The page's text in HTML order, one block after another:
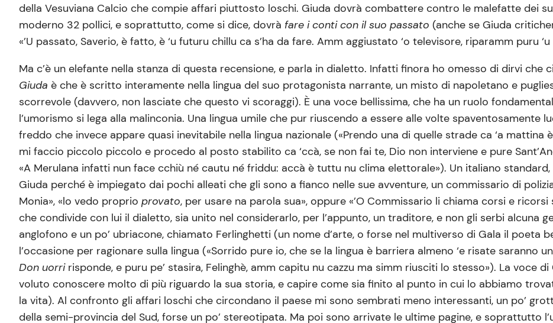
della Vesuviana Calcio che compie affari piuttosto loschi. Giuda dovrà combattere contro le malefatte dei
moderno 32 pollici, e soprattutto, come si dice, dovrà fare i conti con il suo passato (anche se Giuda
«’U passato, Saverio, è fatto, è ‘u futuru chillu ca s’ha da fare. Amm aggiustato ‘o televisore, riparamm puru
Ma c’è un elefante nella stanza di questa recensione, e parla in dialetto. Infatti finora ho omesso di dirvi
Giuda è che è scritto interamente nella lingua del suo protagonista narrante, un misto di napoletano e
scorrevole (davvero, non lasciate che questo vi scoraggi). È una voce bellissima, che ha un ruolo
l’umorismo si lega alla malinconia. Una lingua umile che pur riuscendo a essere alle volte spaventosamente
freddo che invece appare quasi inevitabile nella lingua nazionale («Prendo una di quelle strade ca ‘a
mi faccio piccolo piccolo e procedo al posto stabilito ca ‘ccà, se non fai te, Dio non interviene e pure
«A Merulana infatti nun face cchiù né cautu né friddu: accà è tuttu nu clima elettorale»). Un italiano
Giuda perché è impiegato dai pochi alleati che gli sono a fianco nelle sue avventure, un commissario di
Monia», «lo vedo proprio provato, per usare na parola sua», oppure «’O Commissario li chiama corsi e
che condivide con lui il dialetto, sia unito nel considerarlo, per l’appunto, un traditore, e non gli serbi alcuna
anglofono e un po’ ubriacone, chiamato Ferlinghetti (un nome d’arte, o forse nel multiverso di Gala il poeta
l’occasione per ragionare sulla lingua («Sorrido pure io, che se la lingua è barriera almeno ‘e risate saranno
Don uorririsponde, e puru pe’ stasira, Felinghè, amm capitu nu cazzu ma simm riusciti lo stesso»). La voce
voluto conoscere molto di più riguardo la sua storia, e capire come sia finito al punto in cui lo abbiamo
la vita). Al confronto gli affari loschi che circondano il paese mi sono sembrati meno interessanti, un po’
della semi-provincia del Sud, forse un po’ stereotipata. Ma poi sono arrivate le ultime pagine, e soprattutto